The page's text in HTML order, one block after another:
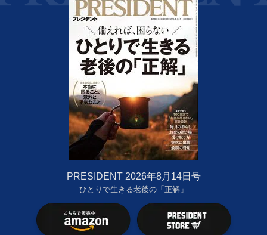
PRESIDENT 2026年8月14日号
ひとりで生きる老後の「正解」